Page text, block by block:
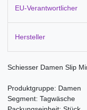
EU-Verantwortlicher
Hersteller
Schiesser Damen Slip
Produktgruppe: Damen
Segment: Tagwäsche